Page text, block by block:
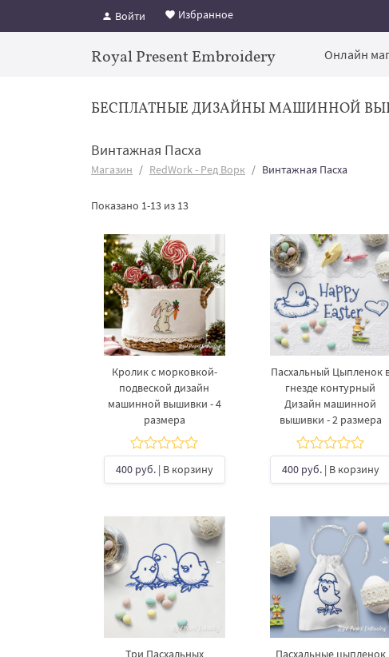
Войти Избранное
Royal Present Embroidery Онлайн
БЕСПЛАТНЫЕ ДИЗАЙНЫ МАШИННОЙ
Винтажная Пасха
Магазин RedWork - Ред Ворк Винтажная Пасха
Показано 1-13 из 13
Кролик с морковкой-
подвеской дизайн
машинной вышивки - 4
размера
400 руб.| В корзину
Пасхальный Цыпленок
гнезде контурный
Дизайн машинной
вышивки - 2 размера
400 руб.| В корзину
Три Пасхальных
Пасхальные цыпленок